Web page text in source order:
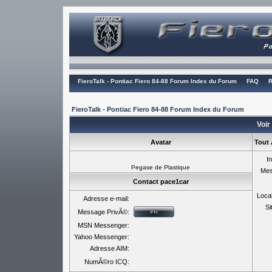
FieroTalk - Pontiac Fiero 84-88 Forum Index du Forum FAQ
FieroTalk - Pontiac Fiero 84-88 Forum Index du Forum
Avatar Tout
Pegase de Plastique
Contact pace1car
Adresse e-mail:
Message PrivÃ©:
MSN Messenger:
Yahoo Messenger:
Adresse AIM:
NumÃ©ro ICQ: